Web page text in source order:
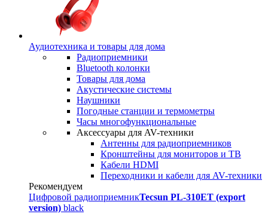
Аудиотехника и товары для дома
Радиоприемники
Bluetooth колонки
Товары для дома
Акустические системы
Наушники
Погодные станции и термометры
Часы многофункциональные
Аксессуары для AV-техники
Антенны для радиоприемников
Кронштейны для мониторов и ТВ
Кабели HDMI
Переходники и кабели для AV-техники
Рекомендуем
Цифровой радиоприемникTecsun PL-310ET (export
version) black